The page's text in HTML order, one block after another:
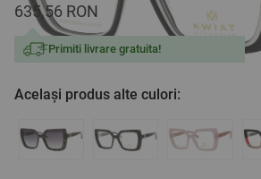
635,56 RON
Primiti livrare gratuita!
Același produs alte culori: